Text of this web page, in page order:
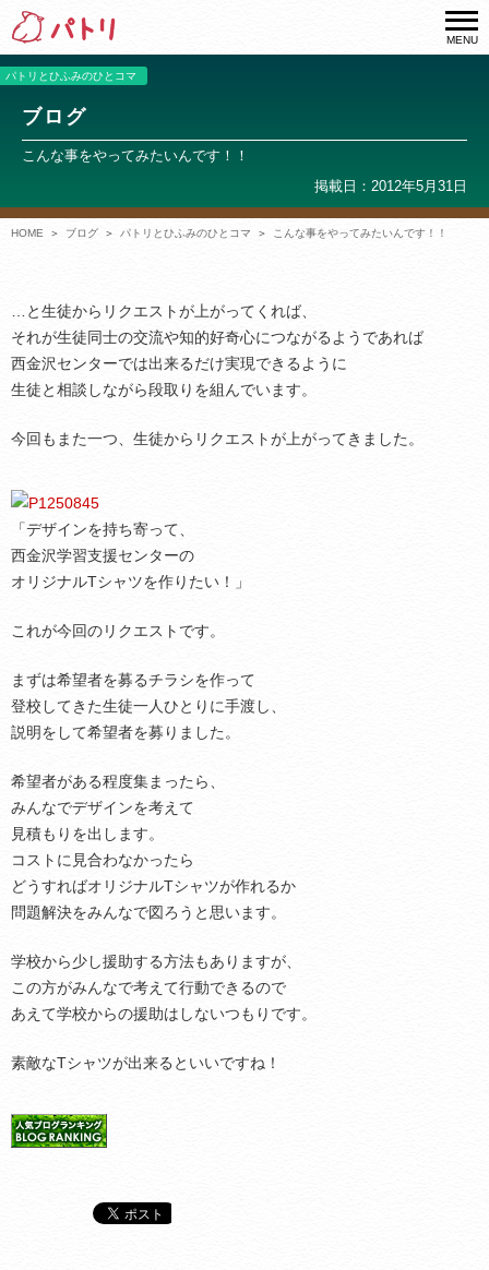
MENU
パトリとひふみのひとコマ
ブログ
こんな事をやってみたいんです！！
掲載日：2012年5月31日
HOME ブログ パトリとひふみのひとコマ こんな事をやってみたいんです！！
…と生徒からリクエストが上がってくれば、
それが生徒同士の交流や知的好奇心につながるようであれば
西金沢センターでは出来るだけ実現できるように
生徒と相談しながら段取りを組んでいます。
今回もまた一つ、生徒からリクエストが上がってきました。
「デザインを持ち寄って、
西金沢学習支援センターの
オリジナルTシャツを作りたい！」
これが今回のリクエストです。
まずは希望者を募るチラシを作って
登校してきた生徒一人ひとりに手渡し、
説明をして希望者を募りました。
希望者がある程度集まったら、
みんなでデザインを考えて
見積もりを出します。
コストに見合わなかったら
どうすればオリジナルTシャツが作れるか
問題解決をみんなで図ろうと思います。
学校から少し援助する方法もありますが、
この方がみんなで考えて行動できるので
あえて学校からの援助はしないつもりです。
素敵なTシャツが出来るといいですね！